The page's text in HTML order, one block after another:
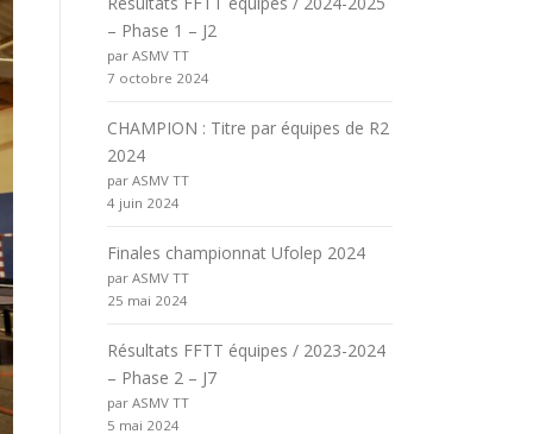
– Phase 1 – J2
par ASMV TT
7 octobre 2024
CHAMPION : Titre par équipes de R2
2024
par ASMV TT
4 juin 2024
Finales championnat Ufolep 2024
par ASMV TT
25 mai 2024
Résultats FFTT équipes / 2023-2024
– Phase 2 – J7
par ASMV TT
5 mai 2024